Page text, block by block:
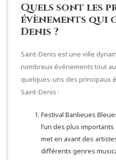
Quels sont les
évènements qui
Denis ?
Saint-Denis est une ville
nombreux événements tout au
quelques-uns des principaux
Saint-Denis :
Festival Banlieues
l’un des plus
met en avant des
différents genres